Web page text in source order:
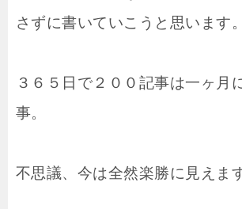
さずに書いていこうと思います。
３６５日で２００記事は一ヶ月
事。
不思議、今は全然楽勝に見えます